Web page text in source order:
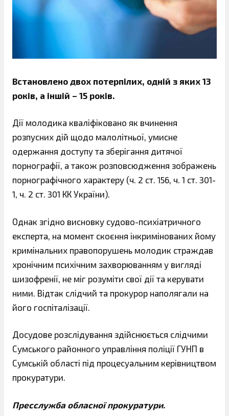
Встановлено двох потерпілих, одній з яких 13
років, а іншій – 15 років.
Дії молодика кваліфіковано як вчинення
розпусних дій щодо малолітньої, умисне
одержання доступу та зберігання дитячої
порнографії, а також розповсюдження зображень
порнографічного характеру (ч. 2 ст. 156, ч. 1 ст. 301-
1, ч. 2 ст. 301 КК України).
Однак згідно висновку судово-психіатричного
експерта, на момент скоєння інкримінованих йому
кримінальних правопорушень молодик страждав
хронічним психічним захворюванням у вигляді
шизофренії, не міг розуміти свої дії та керувати
ними. Відтак слідчий та прокурор наполягали на
його госпіталізації.
Досудове розслідування здійснюється слідчими
Сумського районного управління поліції ГУНП в
Сумській області під процесуальним керівництвом
прокуратури.
Пресслужба обласної прокуратури.